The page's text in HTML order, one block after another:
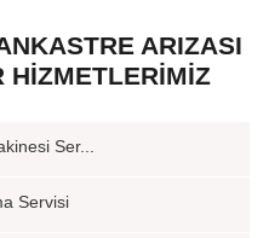
ARIZASI
HIZMETLERIMIZ
Ser...
Servisi